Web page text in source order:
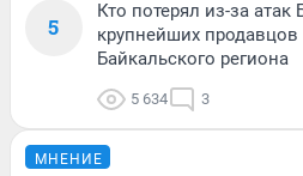
5
Кто потерял из-за
крупнейших
Байкальского региона
5 634 3
МНЕНИЕ